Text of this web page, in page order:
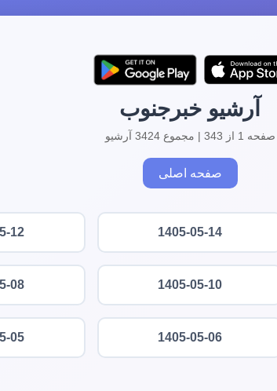
آرشیو خبرجنوب
صفحه 1 از 343 | مجموع 3424 آرشیو
صفحه اصلی
1405-05-14
12
1405-05-10
08
1405-05-06
05